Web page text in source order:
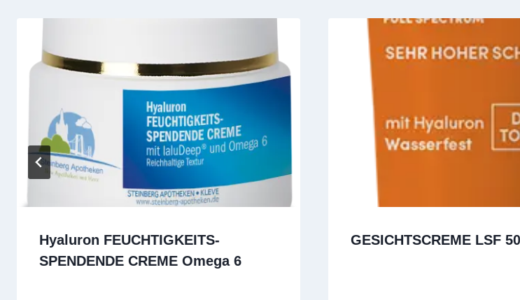
Hyaluron FEUCHTIGKEITS-
SPENDENDE CREME Omega 6
GESICHTSCREME LSF